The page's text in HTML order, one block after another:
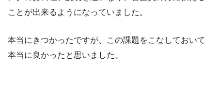
ことが出来るようになっていました。
本当にきつかったですが、この課題をこなしておいて
本当に良かったと思いました。